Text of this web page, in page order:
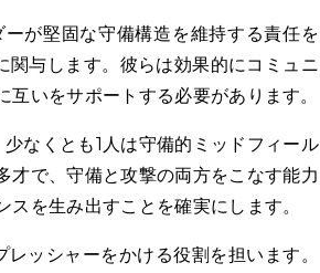
が堅固な守備構造を維持する責任を
関与します。彼らは効果的にコミュニ
いをサポートする必要があります。
なくとも1人は守備的ミッドフィール
才で、守備と攻撃の両方をこなす能力
を生み出すことを確実にします。
ッシャーをかける役割を担います。